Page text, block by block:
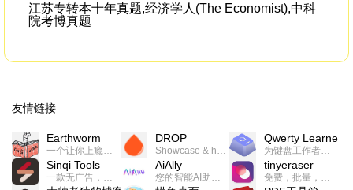
江苏专转本十年真题,经济学人(The Economist),中科
院考博真题
友情链接
Earthworm DROP Qwerty Learner
为键盘工作者设计的单词与肌肉记忆锻炼软件
Sinqi Tools AiAlly tinyeraser